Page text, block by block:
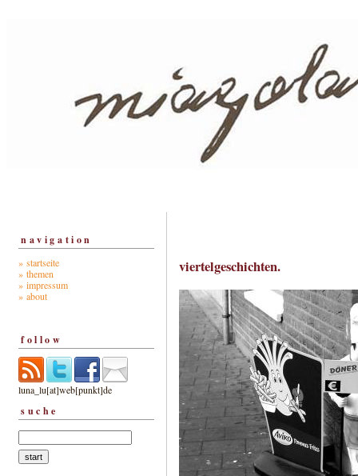
navigation
» startseite
» themen
» impressum
» about
follow
luna_lu[at]web[punkt]de
suche
viertelgeschichten.